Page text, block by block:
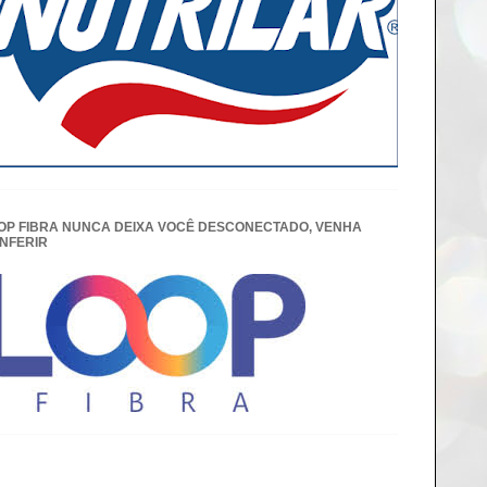
FIBRA NUNCA DEIXA VOCÊ DESCONECTADO, VENHA